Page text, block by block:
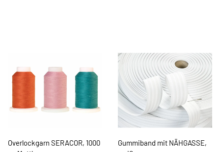
Overlockgarn SERACOR, 1000
Gummiband mit NÄHGASSE,